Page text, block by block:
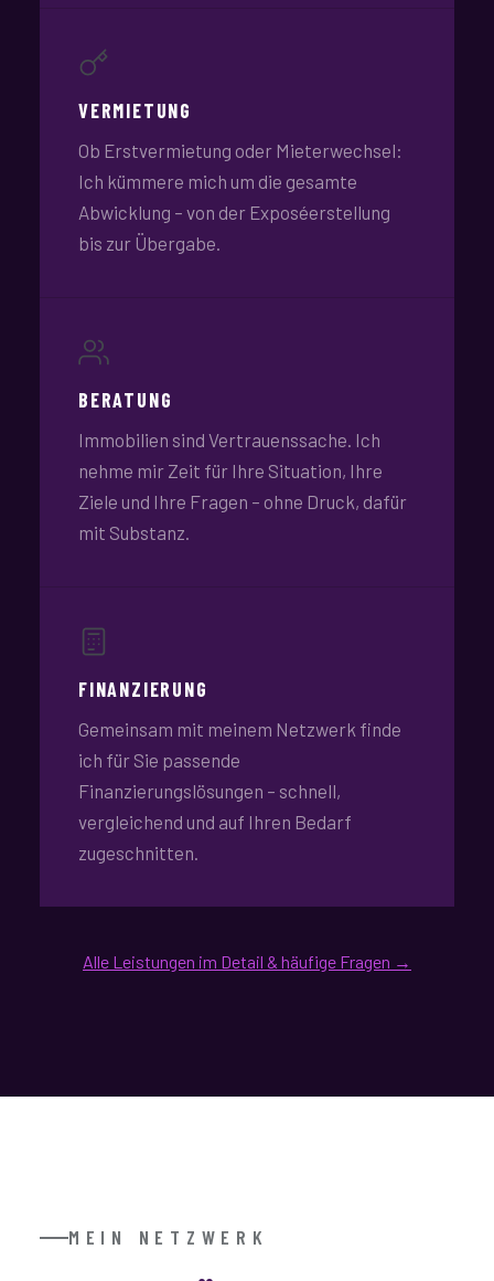
VERMIETUNG
Ob Erstvermietung oder Mieterwechsel:
Ich kümmere mich um die gesamte
Abwicklung – von der Exposéerstellung
bis zur Übergabe.
BERATUNG
Immobilien sind Vertrauenssache. Ich
nehme mir Zeit für Ihre Situation, Ihre
Ziele und Ihre Fragen – ohne Druck, dafür
mit Substanz.
FINANZIERUNG
Gemeinsam mit meinem Netzwerk finde
ich für Sie passende
Finanzierungslösungen – schnell,
vergleichend und auf Ihren Bedarf
zugeschnitten.
Alle Leistungen im Detail & häufige Fragen →
MEIN NETZWERK